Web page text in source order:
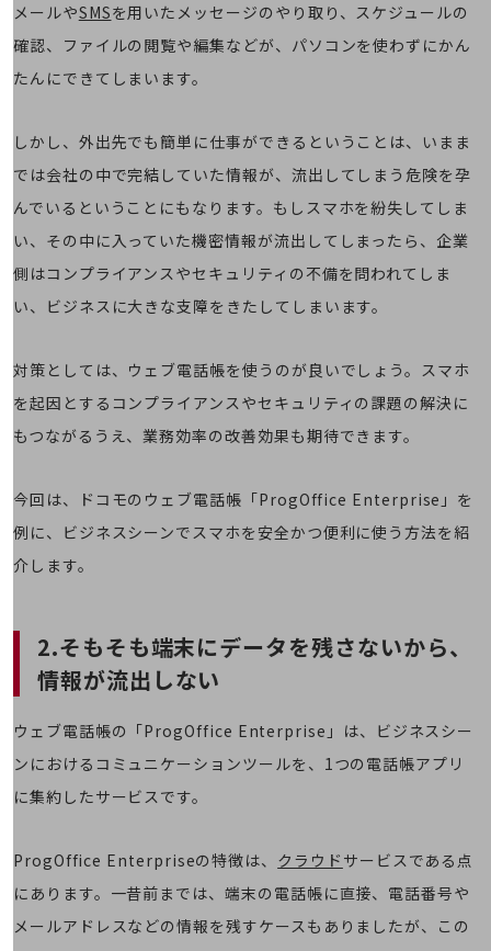
地域共創・地方創生
セキュリティ対策
顧客体験（CX）改善
自動化・省電化
人材不足解消
業種・業態で探す
自治体
医療・介護
モビリティ
製造・建設業
モバイルTOP
おすすめの機種、料金やサービスをご紹介
製品TOP
ビジネス向けスマートフォン
タフネススマートフォン
データ通信製品
ドコモケータイ
5G対応ホームルーター
メールやSMSを用いたメッセージのやり取り、スケジュールの
確認、ファイルの閲覧や編集などが、パソコンを使わずにかん
たんにできてしまいます。
しかし、外出先でも簡単に仕事ができるということは、いまま
では会社の中で完結していた情報が、流出してしまう危険を孕
んでいるということにもなります。もしスマホを紛失してしま
い、その中に入っていた機密情報が流出してしまったら、企業
側はコンプライアンスやセキュリティの不備を問われてしま
い、ビジネスに大きな支障をきたしてしまいます。
対策としては、ウェブ電話帳を使うのが良いでしょう。スマホ
を起因とするコンプライアンスやセキュリティの課題の解決に
もつながるうえ、業務効率の改善効果も期待できます。
今回は、ドコモのウェブ電話帳「ProgOffice Enterprise」を
例に、ビジネスシーンでスマホを安全かつ便利に使う方法を紹
介します。
2.そもそも端末にデータを残さないから、
情報が流出しない
ウェブ電話帳の「ProgOffice Enterprise」は、ビジネスシー
ンにおけるコミュニケーションツールを、1つの電話帳アプリ
に集約したサービスです。
ProgOffice Enterpriseの特徴は、 クラウド サービスである点
にあります。一昔前までは、端末の電話帳に直接、電話番号や
メールアドレスなどの情報を残すケースもありましたが、この